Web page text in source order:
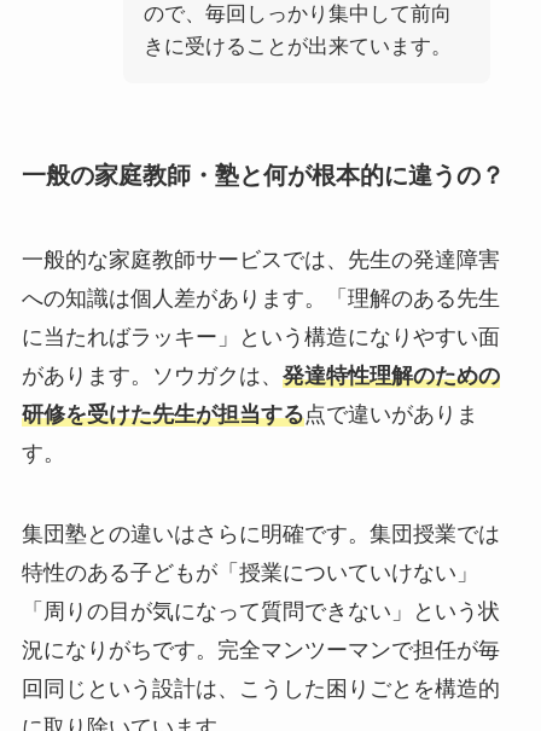
ので、毎回しっかり集中して前向
きに受けることが出来ています。
一般の家庭教師・塾と何が根本的に違うの？
一般的な家庭教師サービスでは、先生の発達障害
への知識は個人差があります。「理解のある先生
に当たればラッキー」という構造になりやすい面
があります。ソウガクは、 発達特性理解のための
研修を受けた先生が担当する点で違いがありま
す。
集団塾との違いはさらに明確です。集団授業では
特性のある子どもが「授業についていけない」
「周りの目が気になって質問できない」という状
況になりがちです。完全マンツーマンで担任が毎
回同じという設計は、こうした困りごとを構造的